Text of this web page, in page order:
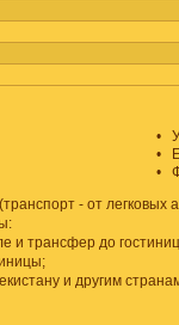
•
•
•
- от легковых
и трансфер до
и другим